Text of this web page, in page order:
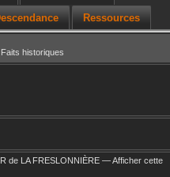
Ressources
Faits historiques
de LA FRESLONNIÈRE —Afficher cette